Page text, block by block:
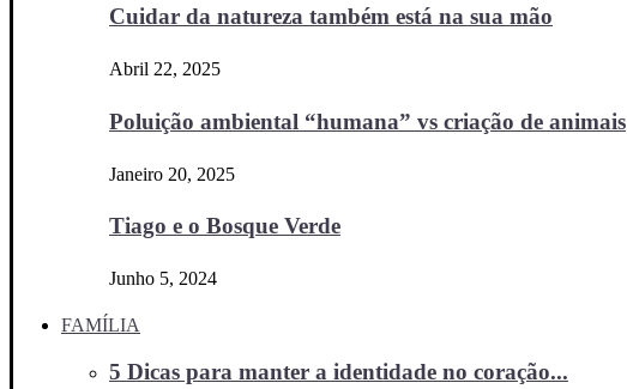
Cuidar da natureza também está na sua mão
Abril 22, 2025
Poluição ambiental “humana” vs criação de animais
Janeiro 20, 2025
Tiago e o Bosque Verde
Junho 5, 2024
FAMÍLIA
5 Dicas para manter a identidade no coração...